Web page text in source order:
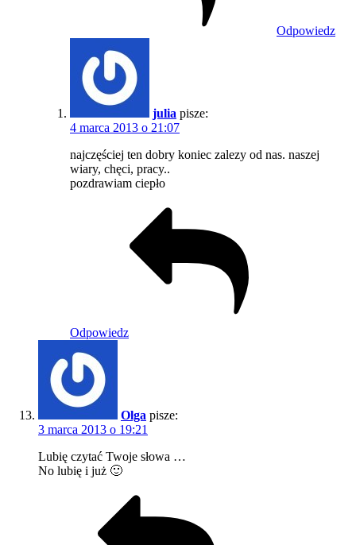
Odpowiedz
julia pisze:
4 marca 2013 o 21:07
najczęściej ten dobry koniec zalezy od nas. naszej
wiary, chęci, pracy..
pozdrawiam ciepło
Odpowiedz
Olga pisze:
3 marca 2013 o 19:21
Lubię czytać Twoje słowa …
No lubię i już 🙂